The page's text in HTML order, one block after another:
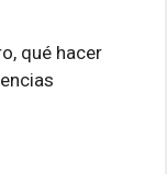
qué hacer